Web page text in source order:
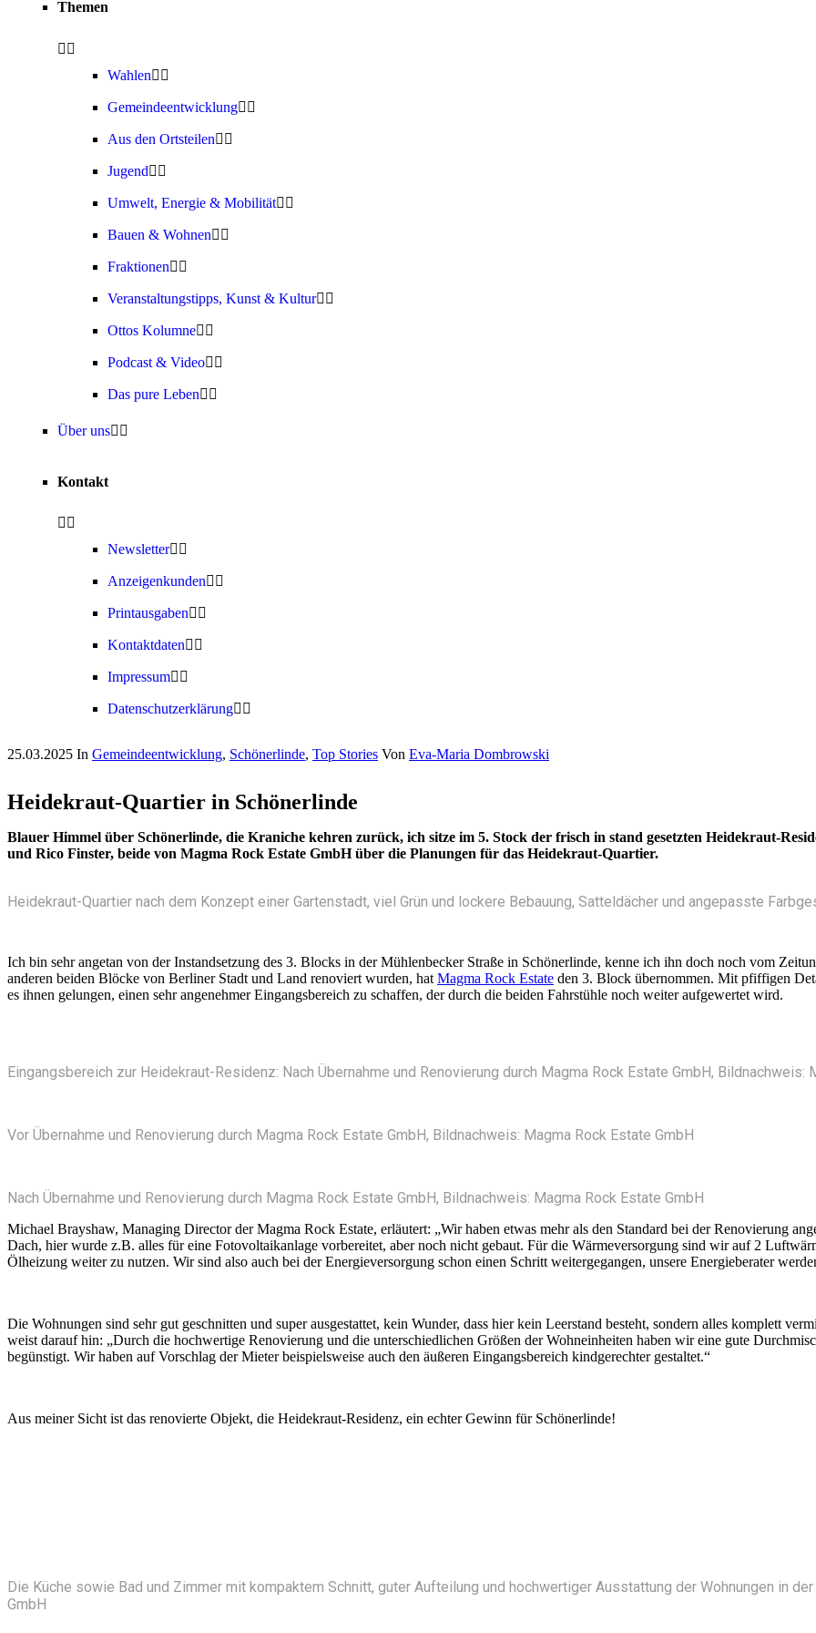
Themen
Wahlen
Gemeindeentwicklung
Aus den Ortsteilen
Jugend
Umwelt, Energie & Mobilität
Bauen & Wohnen
Fraktionen
Veranstaltungstipps, Kunst & Kultur
Ottos Kolumne
Podcast & Video
Das pure Leben
Über uns
Kontakt
Newsletter
Anzeigenkunden
Printausgaben
Kontaktdaten
Impressum
Datenschutzerklärung
25.03.2025 In Gemeindeentwicklung, Schönerlinde, Top Stories Von Eva-Maria Dombrowski
Heidekraut-Quartier in Schönerlinde
Blauer Himmel über Schönerlinde, die Kraniche kehren zurück, ich sitze im 5. Stock der frisch in stand gesetzten Heidekraut-
und Rico Finster, beide von Magma Rock Estate GmbH über die Planungen für das Heidekraut-Quartier.
Heidekraut-Quartier nach dem Konzept einer Gartenstadt, viel Grün und lockere Bebauung, Satteldächer und angepasste
Ich bin sehr angetan von der Instandsetzung des 3. Blocks in der Mühlenbecker Straße in Schönerlinde, kenne ich ihn doch noch vom
anderen beiden Blöcke von Berliner Stadt und Land renoviert wurden, hat Magma Rock Estate den 3. Block übernommen. Mit pfiffigen
es ihnen gelungen, einen sehr angenehmer Eingangsbereich zu schaffen, der durch die beiden Fahrstühle noch weiter aufgewertet wird.
Eingangsbereich zur Heidekraut-Residenz: Nach Übernahme und Renovierung durch Magma Rock Estate GmbH, Bildnachweis:
Vor Übernahme und Renovierung durch Magma Rock Estate GmbH, Bildnachweis: Magma Rock Estate GmbH
Nach Übernahme und Renovierung durch Magma Rock Estate GmbH, Bildnachweis: Magma Rock Estate GmbH
Michael Brayshaw, Managing Director der Magma Rock Estate, erläutert: „Wir haben etwas mehr als den Standard bei der Renovierung
Dach, hier wurde z.B. alles für eine Fotovoltaikanlage vorbereitet, aber noch nicht gebaut. Für die Wärmeversorgung sind wir auf 2
Ölheizung weiter zu nutzen. Wir sind also auch bei der Energieversorgung schon einen Schritt weitergegangen, unsere Energieberater
Die Wohnungen sind sehr gut geschnitten und super ausgestattet, kein Wunder, dass hier kein Leerstand besteht, sondern alles komplett
weist darauf hin: „Durch die hochwertige Renovierung und die unterschiedlichen Größen der Wohneinheiten haben wir eine gute
begünstigt. Wir haben auf Vorschlag der Mieter beispielsweise auch den äußeren Eingangsbereich kindgerechter gestaltet.“
Aus meiner Sicht ist das renovierte Objekt, die Heidekraut-Residenz, ein echter Gewinn für Schönerlinde!
Die Küche sowie Bad und Zimmer mit kompaktem Schnitt, guter Aufteilung und hochwertiger Ausstattung der Wohnungen in
GmbH